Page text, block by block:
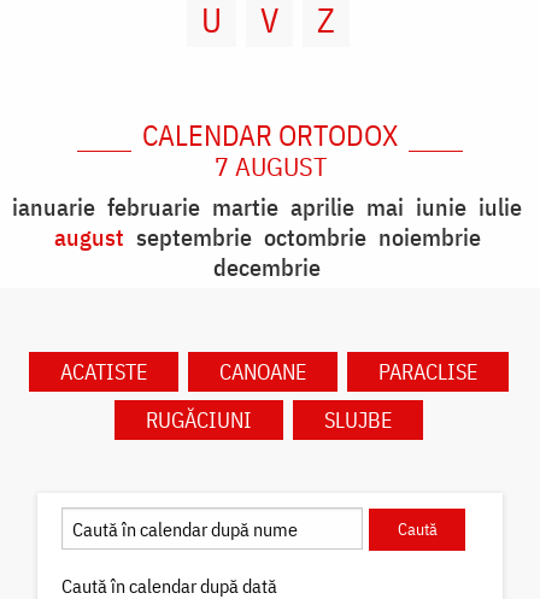
U
V Z
CALENDAR ORTODOX
7 AUGUST
ianuarie februarie martie aprilie mai iunie iulie
august septembrie octombrie noiembrie
decembrie
ACATISTE CANOANE
PARACLISE
RUGĂCIUNI
SLUJBE
Caută în calendar după dată